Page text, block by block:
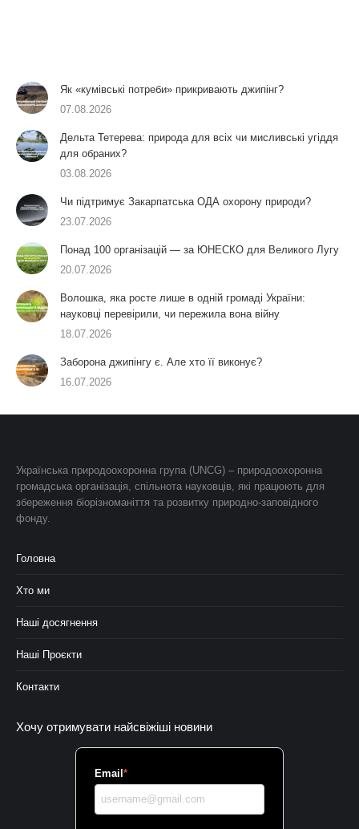
Як «кумівські потреби» прикривають джипінг?
07.08.2026
Дельта Тетерева: природа для всіх чи мисливські угіддя
для обраних?
03.08.2026
Чи підтримує Закарпатська ОДА охорону природи?
23.07.2026
Понад 100 організацій — за ЮНЕСКО для Великого Лугу
20.07.2026
Волошка, яка росте лише в одній громаді України:
науковці перевірили, чи пережила вона війну
18.07.2026
Заборона джипінгу є. Але хто її виконує?
16.07.2026
Українська природоохоронна група (UNCG) – природоохоронна
громадська організація, спільнота науковців, які працюють для
збереження біорізноманіття та розвитку природно-заповідного
фонду.
Головна
Хто ми
Наші досягнення
Наші Проєкти
Контакти
Хочу отримувати найсвіжіші новини
Email *